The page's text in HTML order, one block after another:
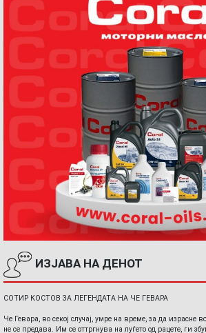
ИЗЈАВА НА ДЕНОТ
СОТИР КОСТОВ ЗА ЛЕГЕНДАТА НА ЧЕ ГЕВАРА
Че Гевара, во секој случај, умре на време, за да израсне
не се предава. Им се оттргнува на луѓето од рацете, ги